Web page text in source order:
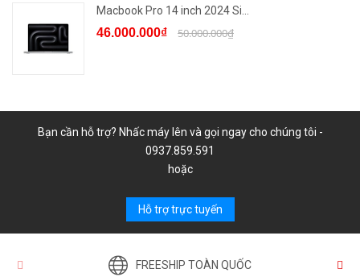
Macbook Pro 14 inch 2024 Si...
46.000.000₫ 50.000.000₫
Bạn cần hỗ trợ? Nhấc máy lên và gọi ngay cho chúng tôi -
0937.859.591
hoặc
Hỗ trợ trực tuyến
FREESHIP TOÀN QUỐC